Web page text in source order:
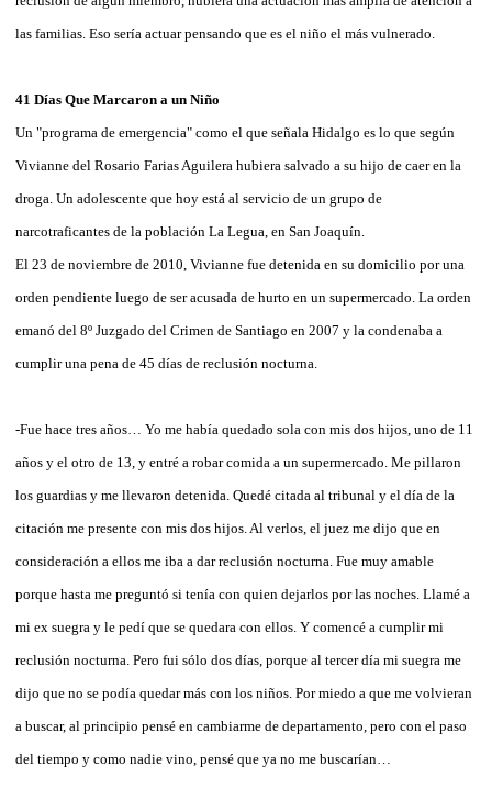
las familias. Eso sería actuar pensando que es el niño el más vulnerado.
41 Días Que Marcaron a un Niño
Un "programa de emergencia" como el que señala Hidalgo es lo que según
Vivianne del Rosario Farias Aguilera hubiera salvado a su hijo de caer en la
droga. Un adolescente que hoy está al servicio de un grupo de
narcotraficantes de la población La Legua, en San Joaquín.
El 23 de noviembre de 2010, Vivianne fue detenida en su domicilio por una
orden pendiente luego de ser acusada de hurto en un supermercado. La orden
emanó del 8º Juzgado del Crimen de Santiago en 2007 y la condenaba a
cumplir una pena de 45 días de reclusión nocturna.
-Fue hace tres años… Yo me había quedado sola con mis dos hijos, uno de 11
años y el otro de 13, y entré a robar comida a un supermercado. Me pillaron
los guardias y me llevaron detenida. Quedé citada al tribunal y el día de la
citación me presente con mis dos hijos. Al verlos, el juez me dijo que en
consideración a ellos me iba a dar reclusión nocturna. Fue muy amable
porque hasta me preguntó si tenía con quien dejarlos por las noches. Llamé a
mi ex suegra y le pedí que se quedara con ellos. Y comencé a cumplir mi
reclusión nocturna. Pero fui sólo dos días, porque al tercer día mi suegra me
dijo que no se podía quedar más con los niños. Por miedo a que me volvieran
a buscar, al principio pensé en cambiarme de departamento, pero con el paso
del tiempo y como nadie vino, pensé que ya no me buscarían…